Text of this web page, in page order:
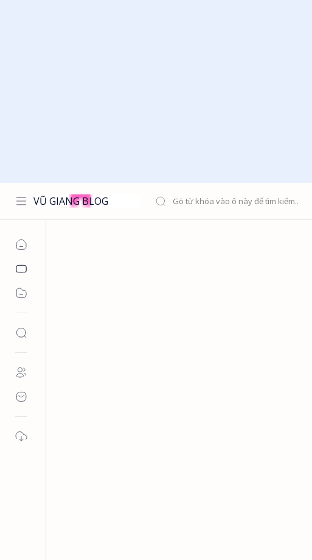
VŨ GIANG BLOG